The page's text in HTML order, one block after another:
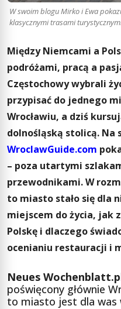
W swoim blogu Mirko i Ewa
klasycznymi trasami
Między Niemcami a
podróżami, pracą a
Częstochowy wybrali
przypisać do jednego
Wrocławiu, a dziś
dolnośląską stolicą. Na
WroclawGuide.com
– poza utartymi
przewodnikami. W
to miasto stało się dla
miejscem do życia, jak
Polskę i dlaczego
ocenianiu restauracji i
Neues
poświęcony głównie
to miasto jest dla was